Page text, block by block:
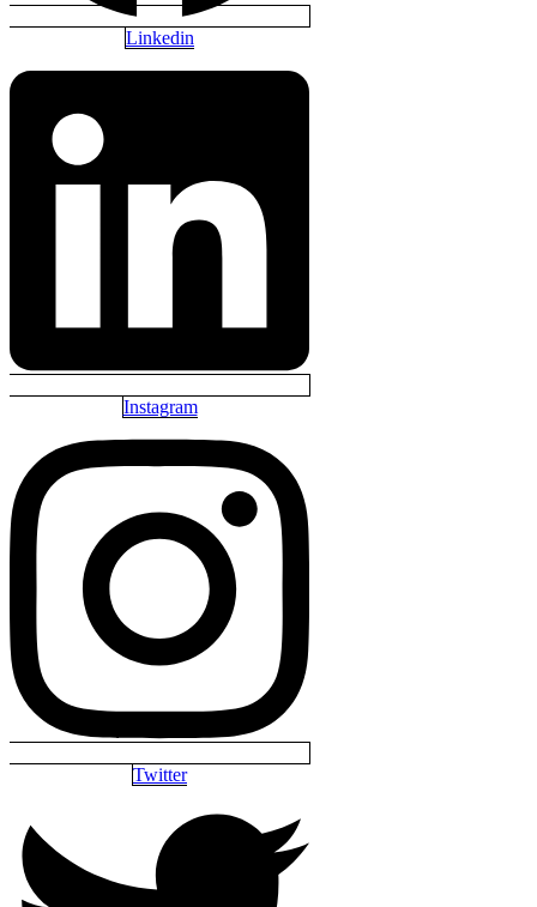
Linkedin
Instagram
Twitter